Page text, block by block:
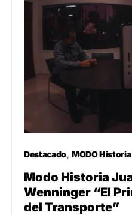
Destacado MODO Historia
Modo Historia
Wenninger “El
del Transporte”